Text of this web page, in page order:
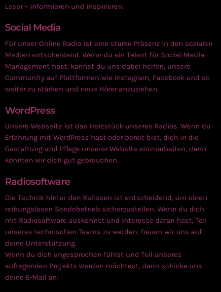
Leser – informieren und inspirieren.
Social Media
Für unser Online Radio ist eine starke Präsenz in den sozialen
Medien entscheidend. Wenn du ein Talent für Social-Media-
Management hast, kannst du uns dabei helfen, unsere
Community auf Plattformen wie Instagram, Facebook und so
weiter zu stärken und neue Hörer anzuziehen.
WordPress
Unsere Webseite ist das Herzstück unseres Radios. Wenn du
Erfahrung mit WordPress hast oder bereit bist, dich in die
Gestaltung und Pflege unserer Website einzuarbeiten, dann
könnten wir dich gut gebrauchen.
Radiosoftware
Die Technik hinter den Kulissen ist entscheidend, um einen
reibungslosen Sendebetrieb sicherzustellen. Wenn du dich
mit Radiosoftware auskennst und Interesse daran hast, Teil
unseres technischen Teams zu werden, freuen wir uns auf
deine Unterstützung.
Wenn du dich angesprochen fühlst und Teil unseres
aufregenden Projekts werden möchtest, dann schicke uns
deine E-Mail an: